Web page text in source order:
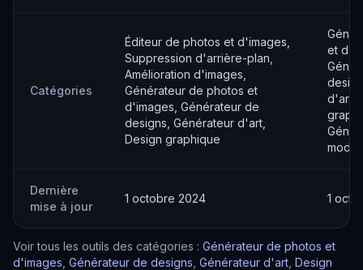
Catégories
Éditeur de photos et d'images,
Suppression d'arrière-plan,
Amélioration d'images,
Générateur de photos et
d'images, Générateur de
designs, Générateur d'art,
Design graphique
et
d'art,
Dernière
mise à jour
1 octobre 2024 1
Voir tous les outils des catégories : Générateur de photos et
d'images Générateur de designs Générateur d'art Design